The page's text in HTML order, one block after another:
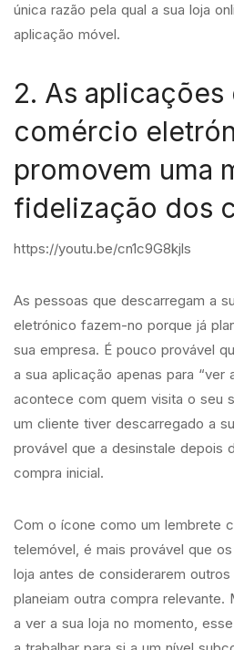
única razão pela qual a sua loja
aplicação móvel.
2. As aplicações
comércio
promovem uma
fidelização dos
https://youtu.be/cn1c9G8kjls
As pessoas que descarregam a
eletrónico fazem-no porque já
sua empresa. É pouco provável
a sua aplicação apenas para “ver
acontece com quem visita o seu
um cliente tiver descarregado a
provável que a desinstale depois
compra inicial.
Com o ícone como um lembrete
telemóvel, é mais provável que
loja antes de considerarem
planeiam outra compra relevante.
a ver a sua loja no momento,